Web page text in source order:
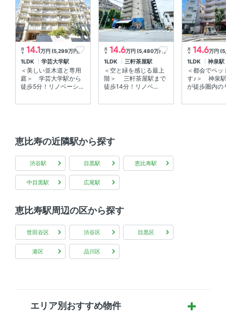
月
々 14.1万円 (5,299万円)
1LDK 学芸大学駅
＜美しい並木道と専用
庭＞ 学芸大学駅から
徒歩5分！リノベーシ...
月
々 14.6万円 (5,480万円)
1LDK 三軒茶屋駅
＜空と緑を感じる最上
階＞ 三軒茶屋駅まで
徒歩14分！リノベ...
月
々 14.6万円
1LDK 神泉駅
＜都会でペッ
す♪＞ 神泉
が徒歩圏内の
恵比寿の近隣駅から探す
渋谷駅 目黒駅 恵比寿駅
中目黒駅 広尾駅
恵比寿駅周辺の区から探す
世田谷区 渋谷区 目黒区
港区 品川区
エリア別おすすめ物件